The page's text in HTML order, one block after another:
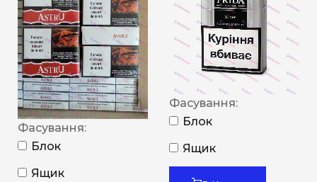
Фасування:
Блок
Ящик
Фасування:
Блок
Ящик